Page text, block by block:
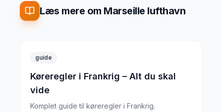
Læs mere om Marseille lufthavn
guide
Køreregler i Frankrig – Alt du skal
vide
Komplet guide til køreregler i Frankrig.